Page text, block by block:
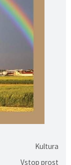
Kultura
Vstop prost